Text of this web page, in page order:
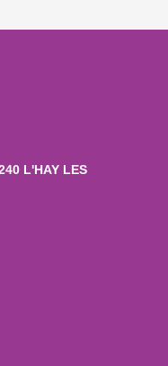
L'HAY LES